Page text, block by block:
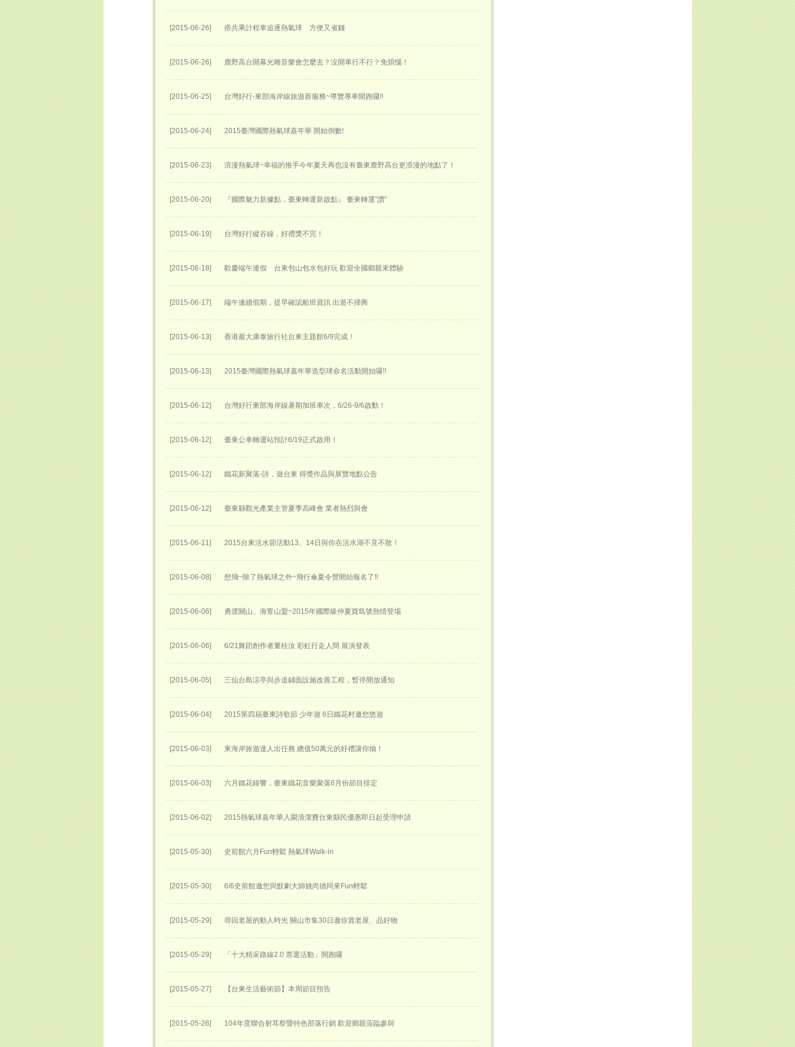
[2015-06-26] 搭共乘計程車追逐熱氣球 方便又省錢
[2015-06-26] 鹿野高台開幕光雕音樂會怎麼去？沒開車行不行？免煩惱！
[2015-06-25] 台灣好行-東部海岸線旅遊新服務~導覽專車開跑囉!!
[2015-06-24] 2015臺灣國際熱氣球嘉年華 開始倒數!
[2015-06-23] 浪漫熱氣球~幸福的推手今年夏天再也沒有臺東鹿野高台更浪漫的地點了！
[2015-06-20] 『國際魅力新據點，臺東轉運新啟點』 臺東轉運”讚”
[2015-06-19] 台灣好行縱谷線，好禮獎不完！
[2015-06-18] 歡慶端午連假 台東包山包水包好玩 歡迎全國鄉親來體驗
[2015-06-17] 端午連續假期，提早確認船班資訊 出遊不掃興
[2015-06-13] 香港最大康泰旅行社台東主題館6/9完成！
[2015-06-13] 2015臺灣國際熱氣球嘉年華​造型球命名活動開始囉!!
[2015-06-12] 台灣好行東部海岸線暑期加班車次，6/26-9/6啟動！
[2015-06-12] 臺東公車轉運站預計6/19正式啟用！
[2015-06-12] 鐵花新聚落-詩，遊台東 得獎作品與展覽地點公告
[2015-06-12] 臺東縣觀光產業主管夏季高峰會 業者熱烈與會
[2015-06-11] 2015台東活水節活動13、14日與你在活水湖不見不散！
[2015-06-08] 想飛~除了熱氣球之外~飛行傘夏令營開始報名了!!
[2015-06-06] 勇渡關山、海誓山盟~2015年國際級仲夏寶島號熱情登場
[2015-06-06] 6/21舞蹈創作者董桂汝 彩虹行走人間 展演發表
[2015-06-05] 三仙台島涼亭與步道鋪面設施改善工程，暫停開放通知
[2015-06-04] 2015第四屆臺東詩歌節 少年遊 6日鐵花村邀您悠遊
[2015-06-03] 東海岸旅遊達人出任務 總值50萬元的好禮讓你抽！
[2015-06-03] 六月鐵花鐘響，臺東鐵花音樂聚落6月份節目排定
[2015-06-02] 2015熱氣球嘉年華入園清潔費台東縣民優惠即日起受理申請
[2015-05-30] 史前館六月Fun輕鬆 熱氣球Walk-in
[2015-05-30] 6/6史前館邀您與默劇大師姚尚德同來Fun輕鬆
[2015-05-29] 尋回老屋的動人時光 關山市集30日邀你賞老屋、品好物
[2015-05-29] 「十大精采路線2.0 票選活動」開跑囉
[2015-05-27] 【台東生活藝術節】本周節目預告
[2015-05-26] 104年度聯合射耳祭暨特色部落行銷 歡迎鄉親蒞臨參與